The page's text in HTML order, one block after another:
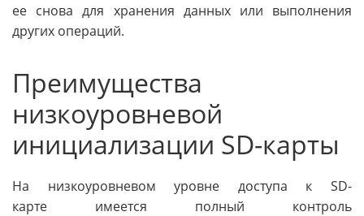
ее снова для хранения данных или выполнения
других операций.
Преимущества
низкоуровневой
инициализации SD-карты
На низкоуровневом уровне доступа к SD-
карте имеется полный контроль